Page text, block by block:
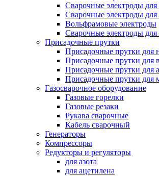
Сварочные электроды для
Сварочные электроды
Вольфрамовые электроды
Сварочные электроды для
Присадочные прутки
Присадочные прутки для
Присадочные прутки для
Присадочные прутки для
Присадочные прутки для
Газосварочное оборудование
Газовые горелки
Газовые резаки
Рукава сварочные
Кабель сварочный
Генераторы
Компрессоры
Редукторы и регуляторы
для азота
для ацетилена